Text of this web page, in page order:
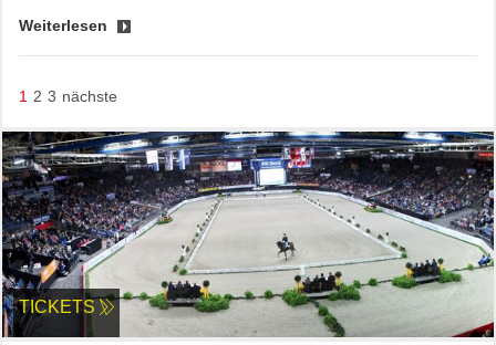
Weiterlesen
1 2 3 nächste
TICKETS